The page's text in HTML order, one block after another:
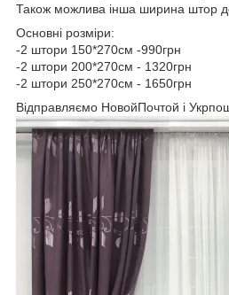
Також можлива інша ширина штор
Основні розміри:
-2 штори 150*270см -990грн
-2 штори 200*270см - 1320грн
-2 штори 250*270см - 1650грн
Відправляємо НовойПочтой і